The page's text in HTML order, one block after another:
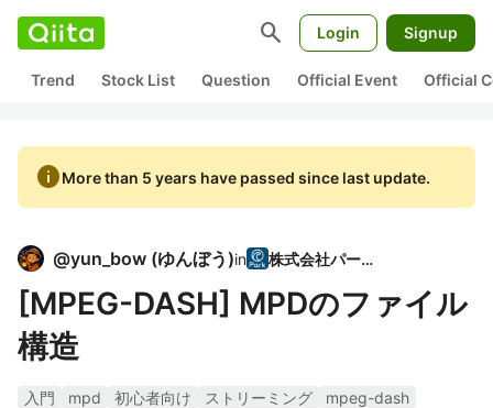
search Login Signup
Trend Stock List Question Official Event Official
infoMore than 5 years have passed since last update.
@yun_bow (ゆんぼう)in 株式会社パーク
[MPEG-DASH] MPDのファイル
構造
入門 mpd 初心者向け ストリーミング
mpeg-dash